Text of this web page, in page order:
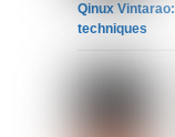
Qinux
techniques